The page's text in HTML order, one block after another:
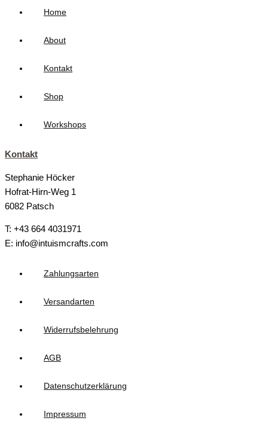
Home
About
Kontakt
Shop
Workshops
Kontakt
Stephanie Höcker
Hofrat-Hirn-Weg 1
6082 Patsch
T: +43 664 4031971
E: info@intuismcrafts.com
Zahlungsarten
Versandarten
Widerrufsbelehrung
AGB
Datenschutzerklärung
Impressum